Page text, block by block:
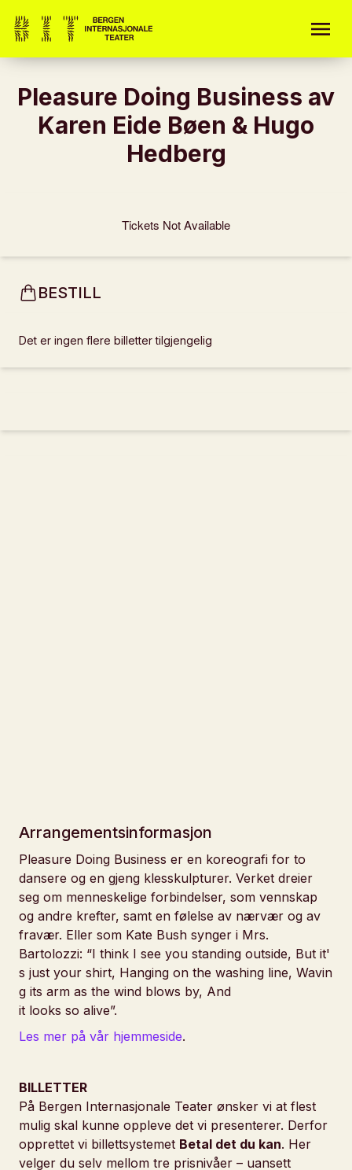
Pleasure Doing Business av
Karen Eide Bøen & Hugo
Hedberg
Tickets Not Available
BESTILL
Det er ingen flere billetter tilgjengelig
Arrangementsinformasjon
Pleasure Doing Business er en koreografi for to
dansere og en gjeng klesskulpturer. Verket dreier
seg om menneskelige forbindelser, som vennskap
og andre krefter, samt en følelse av nærvær og av
fravær. Eller som Kate Bush synger i Mrs.
Bartolozzi: “I think I see you standing outside, But it'
s just your shirt, Hanging on the washing line, Wavin
g its arm as the wind blows by, And
it looks so alive”.
Les mer på vår hjemmeside.
BILLETTER
På Bergen Internasjonale Teater ønsker vi at flest
mulig skal kunne oppleve det vi presenterer. Derfor
opprettet vi billettsystemet Betal det du kan. Her
velger du selv mellom tre prisnivåer – uansett